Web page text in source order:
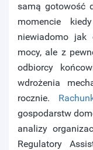
samą gotowość
momencie
niewiadomo jak
mocy, ale z
odbiorcy
wdrożenia
rocznie.
gospodarstw
analizy
Regulatory